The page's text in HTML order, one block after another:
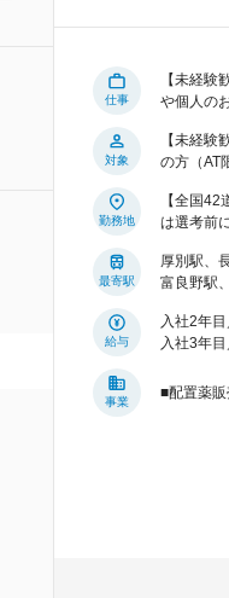
仕事
【未経
や個人の
対象
【未経
の方（AT
勤務地
【全国
は選考前
最寄駅
厚別駅、
富良野駅
給与
入社2年
入社3年
事業
■配置薬